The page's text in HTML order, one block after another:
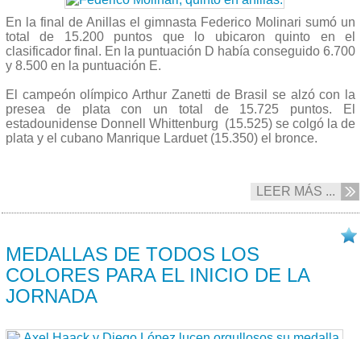
En la final de Anillas el gimnasta Federico Molinari sumó un
total de 15.200 puntos que lo ubicaron quinto en el
clasificador final. En la puntuación D había conseguido 6.700
y 8.500 en la puntuación E.
El campeón olímpico Arthur Zanetti de Brasil se alzó con la
presea de plata con un total de 15.725 puntos. El
estadounidense Donnell Whittenburg (15.525) se colgó la de
plata y el cubano Manrique Larduet (15.350) el bronce.
LEER MÁS ...
MEDALLAS DE TODOS LOS
COLORES PARA EL INICIO DE LA
JORNADA